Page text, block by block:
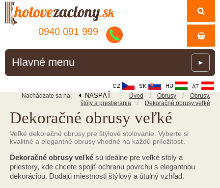
0940 091 999
Hlavné menu ►
Nachádzate sa na: NASPÄŤ ⋮ Úvod / Obrusy /
Obrusy,
štóly a prestierania
/ Dekoračné obrusy veľké
Dekoračné obrusy veľké
Veľké dekoračné obrusy pre štýlové stolovanie. Vyberte si
kvalitné a elegantné obrusy vhodné na každú príležitosť.
Dekoračné obrusy veľké sú ideálne pre veľké stoly a
priestory, kde chcete spojiť ochranu povrchu s elegantnou
dekoráciou. Dodajú miestnosti štýlový a útulný vzhľad.